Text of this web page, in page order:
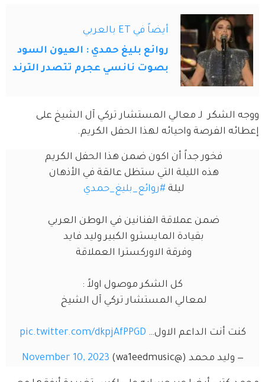
أيضاً في ET بالعربي
روائع بليغ حمدي : العيون السود
بصوت نانسي عجرم تتصدر الترند
ووجه الشكر  لـ معالي المستشار تركي آل الشيخ على
إعطائه الفرصة واحيائه لهذا الحفل الكريم.
فخور جداً أن اكون ضمن هذا الحفل الكريم
هذه الليلة التي ستظل عالقة في الأذهان
ليلة #روائع_بليغ_حمدي
ضمن عملاقة الفنانين في الوطن العربي
بقيادة المايسترو الكبير وليد فايد
وفرقة الاوركسترا العملاقة
كل الشكر موصول اولاً :
لمعالي المستشار تركي آل الشيخ
كنت أنت الداعم الاول… pic.twitter.com/dkpjAfPPGD
— وليد محمد (@wa1eedmusic) November 10, 2023